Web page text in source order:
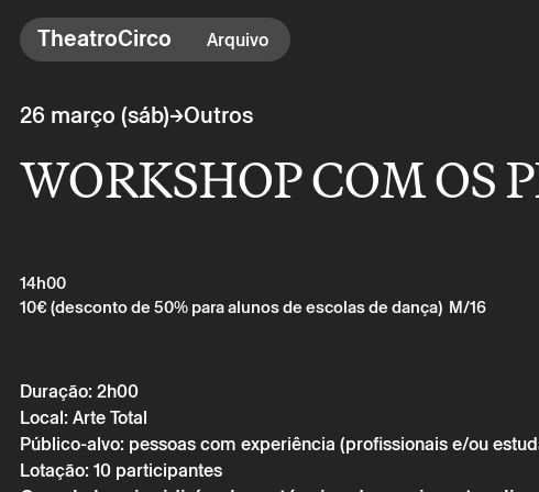
TheatroCirco
Outros
→ Bilheteira
→ O Theatro
TheatroCirco Arquivo
26 março (sáb)→Outros
WORKSHOP COM OS
14h00
10€ (desconto de 50% para alunos de escolas de dança) M/16
Duração: 2h00
Local: Arte Total
Público-alvo: pessoas com experiência (profissionais e/ou
Lotação: 10 participantes